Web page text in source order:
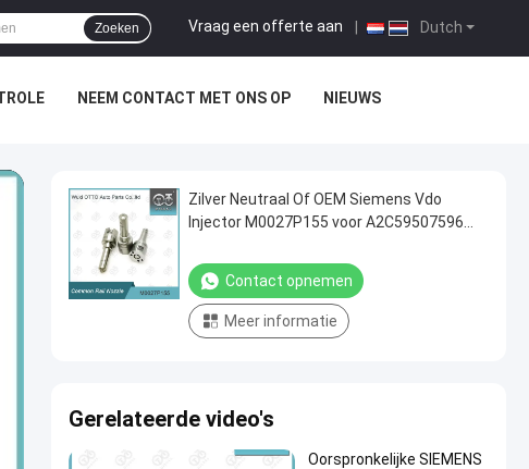
Dutch
Vraag een offerte aan
Zoeken
NEEM CONTACT MET ONS OP NIEUWS
Zilver Neutraal Of OEM Siemens Vdo
Injector M0027P155 voor A2C59507596
Contact opnemen
Meer informatie
Gerelateerde video's
Oorspronkelijke SIEMENS